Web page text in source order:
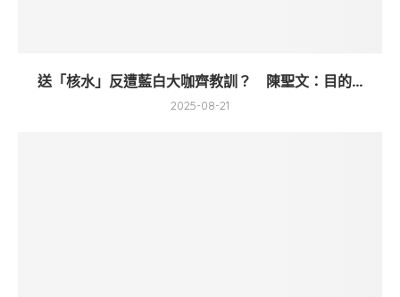
送「核水」反遭藍白大咖齊教訓？ 陳聖文：目的...
2025-08-21